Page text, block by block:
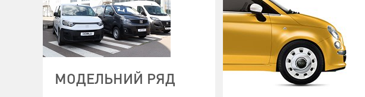
МОДЕЛЬНИЙ РЯД